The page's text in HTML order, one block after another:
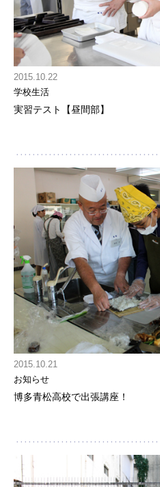
2015.10.22
学校生活
実習テスト【昼間部】
2015.10.21
お知らせ
博多青松高校で出張講座！